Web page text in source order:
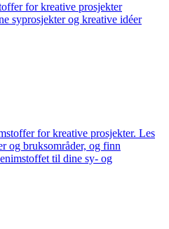
for kreative prosjekter
syprosjekter og kreative idéer
for kreative prosjekter. Les
og bruksområder, og finn
til dine sy- og